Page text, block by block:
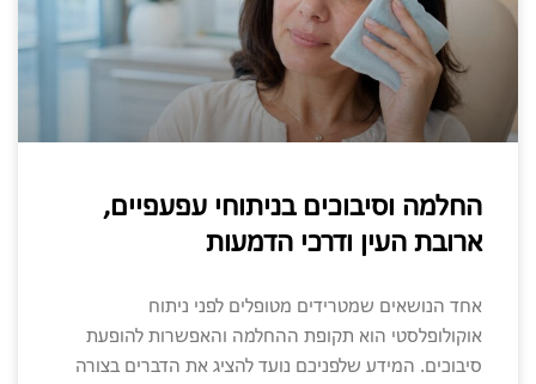
החלמה וסיבוכים בניתוחי עפעפיים,
ארובת העין ודרכי הדמעות
אחד הנושאים שמטרידים מטופלים לפני ניתוח
אוקולופלסטי הוא תקופת ההחלמה והאפשרות להופעת
סיבוכים. המידע שלפניכם נועד להציג את הדברים בצורה